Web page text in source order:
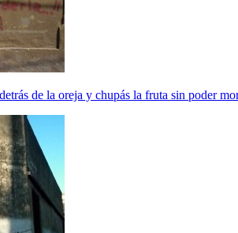
de la oreja y chupás la fruta sin poder